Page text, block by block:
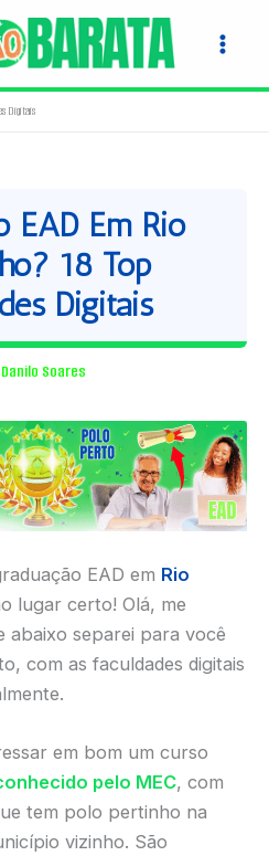
Digitais
EAD Em Rio
18 Top
Digitais
Danilo Soares
EAD em Rio
lugar certo! Olá, me
abaixo separei para você
com as faculdades digitais
em bom um curso
pelo MEC, com
tem polo pertinho na
vizinho. São